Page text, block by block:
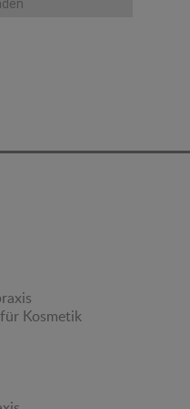
Kosmetik